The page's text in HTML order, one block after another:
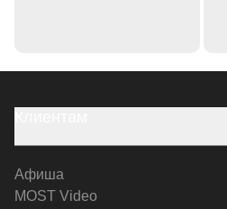
Афиша
MOST Video